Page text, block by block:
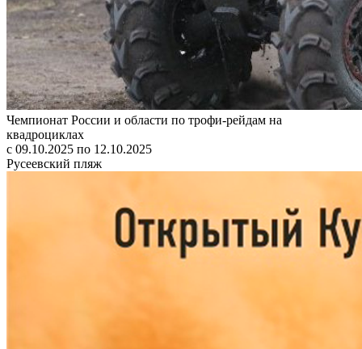
Чемпионат России и области по трофи-рейдам на
квадроциклах
с 09.10.2025 по 12.10.2025
Русеевский пляж